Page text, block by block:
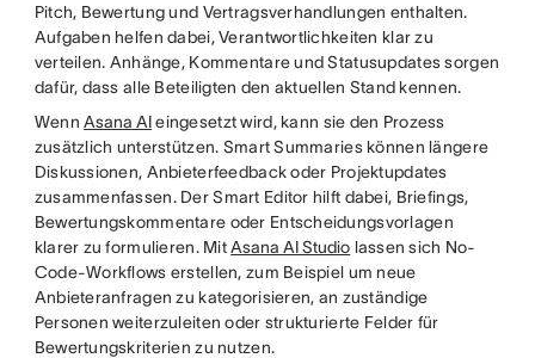
Pitch, Bewertung und Vertragsverhandlungen enthalten.
Aufgaben helfen dabei, Verantwortlichkeiten klar zu
verteilen. Anhänge, Kommentare und Statusupdates sorgen
dafür, dass alle Beteiligten den aktuellen Stand kennen.
WennAsana AIeingesetzt wird, kann sie den Prozess
zusätzlich unterstützen. Smart Summaries können längere
Diskussionen, Anbieterfeedback oder Projektupdates
zusammenfassen. Der Smart Editor hilft dabei, Briefings,
Bewertungskommentare oder Entscheidungsvorlagen
klarer zu formulieren. MitAsana AI Studio lassen sich No-
Code-Workflows erstellen, zum Beispiel um neue
Anbieteranfragen zu kategorisieren, an zuständige
Personen weiterzuleiten oder strukturierte Felder für
Bewertungskriterien zu nutzen.